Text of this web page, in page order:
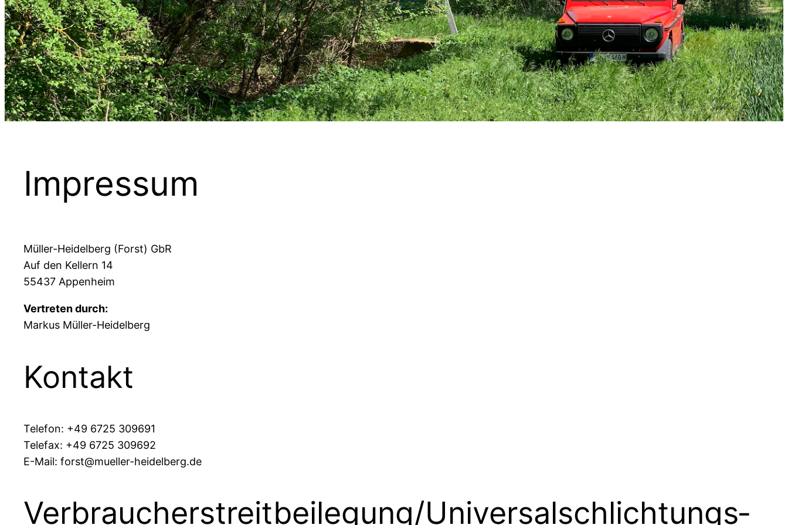
Impressum
Müller-Heidelberg (Forst) GbR
Auf den Kellern 14
55437 Appenheim
Vertreten durch:
Markus Müller-Heidelberg
Kontakt
Telefon: +49 6725 309691
Telefax: +49 6725 309692
E-Mail: forst@mueller-heidelberg.de
Verbraucher­streit­beilegung/Universal­schlichtungs­